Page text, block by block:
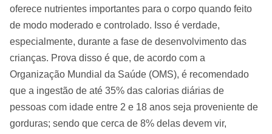
oferece nutrientes importantes para o corpo quando feito
de modo moderado e controlado. Isso é verdade,
especialmente, durante a fase de desenvolvimento das
crianças. Prova disso é que, de acordo com a
Organização Mundial da Saúde (OMS), é recomendado
que a ingestão de até 35% das calorias diárias de
pessoas com idade entre 2 e 18 anos seja proveniente de
gorduras; sendo que cerca de 8% delas devem vir,